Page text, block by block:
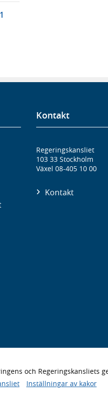
Kontakt
Regeringskansliet
103 33 Stockholm
Växel 08-405 10 00
Kontakt
och Regeringskansliets
Inställningar av kakor